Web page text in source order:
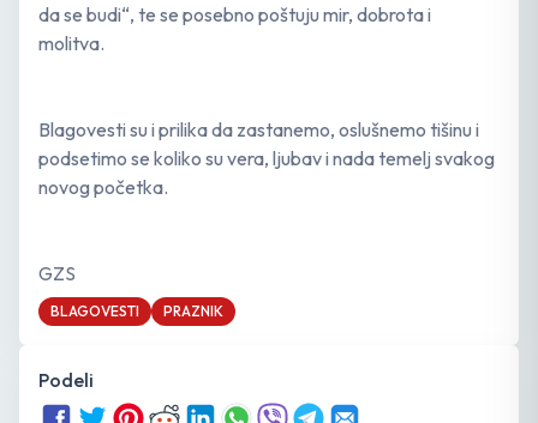
da se budi“, te se posebno poštuju mir, dobrota i
molitva.
Blagovesti su i prilika da zastanemo, oslušnemo tišinu i
podsetimo se koliko su vera, ljubav i nada temelj svakog
novog početka.
GZS
BLAGOVESTI PRAZNIK
Podeli